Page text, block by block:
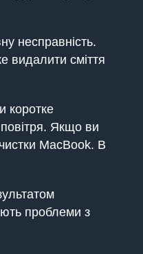
несправність.
видалити сміття
коротке
Якщо ви
MacBook. В
проблеми з